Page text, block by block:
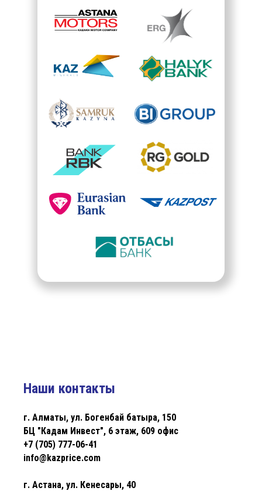
Наши контакты
г. Алматы, ул. Богенбай батыра, 150
БЦ "Кадам Инвест", 6 этаж, 609 офис
+7 (705) 777-06-41
info@kazprice.com
г. Астана, ул. Кенесары, 40